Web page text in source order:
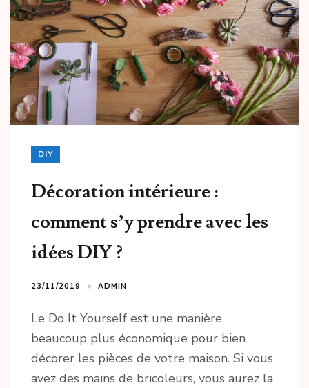
DIY
Décoration intérieure :
comment s’y prendre avec les
idées DIY ?
23/11/2019 ADMIN
Le Do It Yourself est une manière
beaucoup plus économique pour bien
décorer les pièces de votre maison. Si vous
avez des mains de bricoleurs, vous aurez la